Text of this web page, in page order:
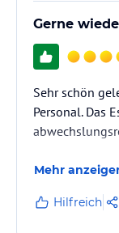
Gerne
Sehr schön
Personal. Das
Mehr
Hilfreich